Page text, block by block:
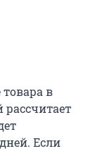
в
рассчитает
Если